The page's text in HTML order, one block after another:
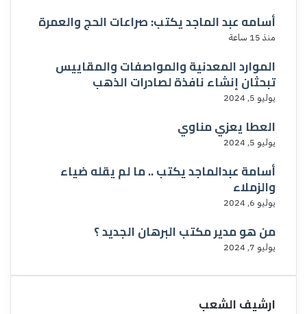
أسامه عبد الماجد يكتب: صراعات الحج والعمرة
منذ 15 ساعة
الموارد المعدنية والمواصفات والمقاييس
تبحثان إنشاء نافذة لصادرات الذهب
يوليو 5, 2024
العطا يعزي مناوي
يوليو 5, 2024
أسامة عبدالماجد يكتب .. ما لم يقله ضياء
والزملاء
يوليو 6, 2024
من هو مدير مكتب البرهان الجديد ؟
يوليو 7, 2024
ارشيف الشعب